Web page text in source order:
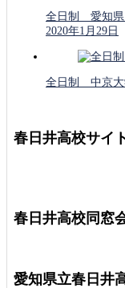
全日制 愛知県
2020年1月29日
全日制 中京
春日井高校サイ
春日井高校同窓
愛知県立春日井